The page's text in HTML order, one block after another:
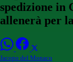
spedizione in
allenerà per
Jacopo del Monaco